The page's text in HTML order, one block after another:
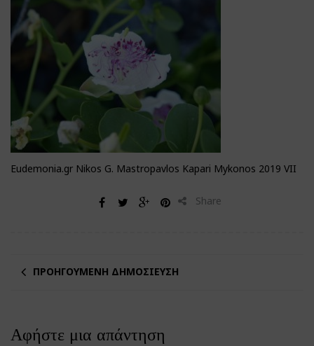
Eudemonia.gr Nikos G. Mastropavlos Kapari Mykonos 2019 VII
Share
ΠΡΟΗΓΟΎΜΕΝΗ ΔΗΜΟΣΊΕΥΣΗ
Αφήστε μια απάντηση